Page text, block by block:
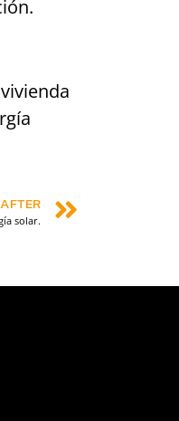
AFTER
solar.